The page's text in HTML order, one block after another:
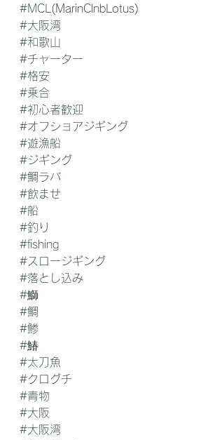
#MCL (MarinClnbLotus)
#大阪湾
#和歌山
#チャーター
#格安
#乗合
#初心者歓迎
#オフショアジギング
#遊漁船
#ジギング
#鯛ラバ
#飲ませ
#船
#釣り
#fishing
#スロージギング
#落とし込み
#鰤
#鯛
#鯵
#鰆
#太刀魚
#クログチ
#青物
#大阪
#大阪湾